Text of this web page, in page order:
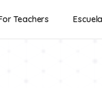
Teachers